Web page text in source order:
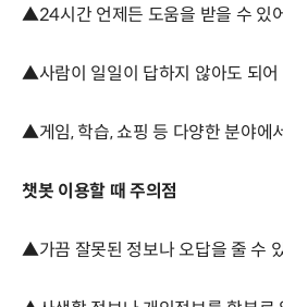
▲24시간 언제든 도움을 받을 수 있
▲사람이 일일이 답하지 않아도 되어
▲게임, 학습, 쇼핑 등 다양한 분야에
챗봇 이용할 때 주의점
▲가끔 잘못된 정보나 오답을 줄 수